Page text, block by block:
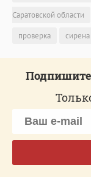
Саратовской области
проверка
сирена